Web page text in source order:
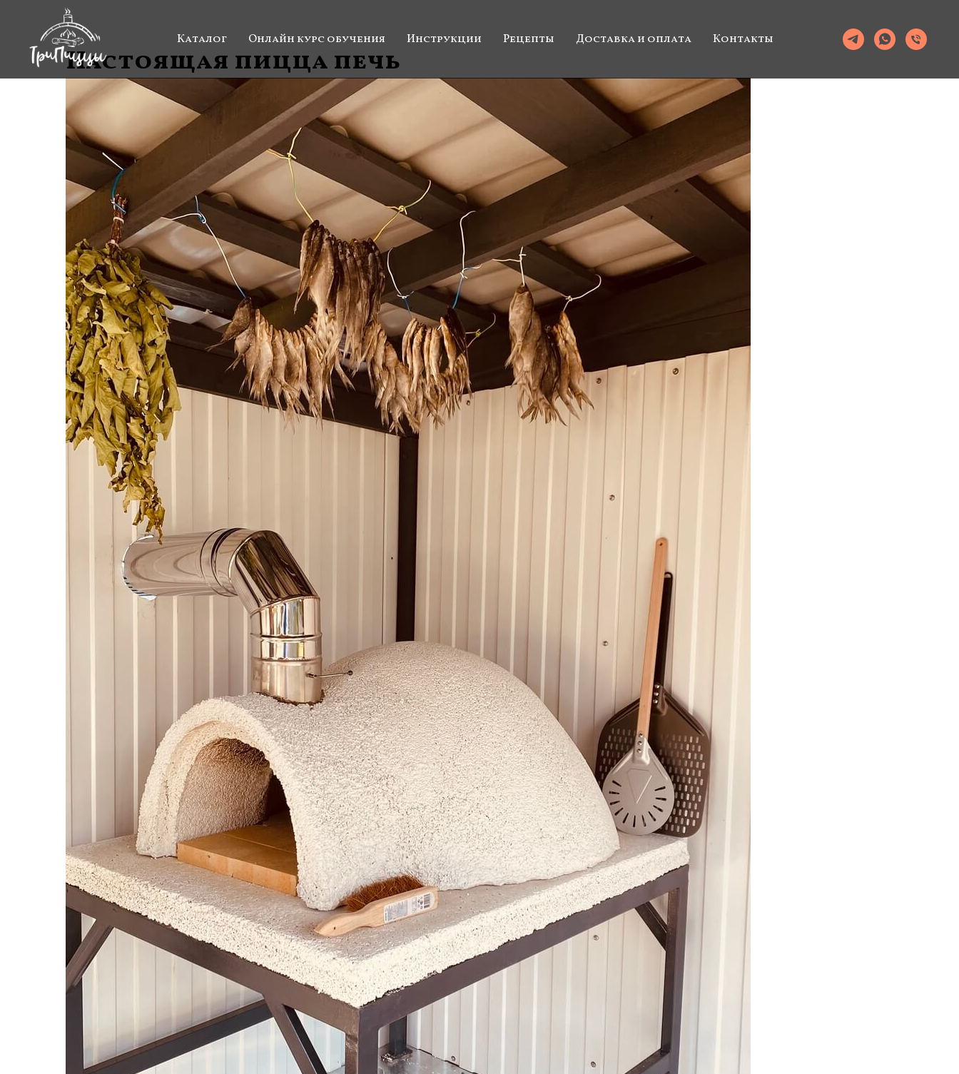
Каталог Онлайн курс обучения Инструкции Рецепты Доставка и оплата Контакты
Настоящая пицца печь